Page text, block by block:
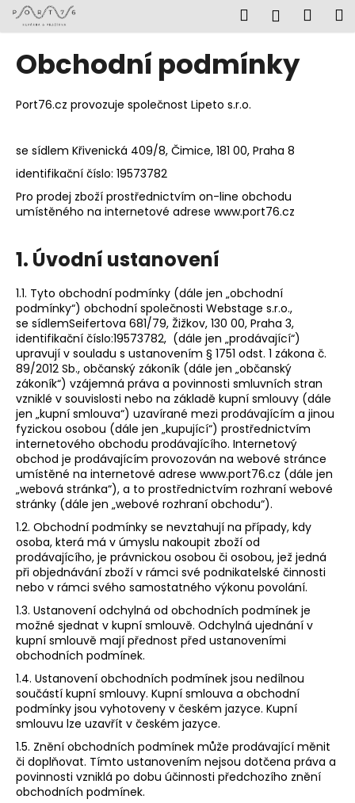
Přejít
obsah
Hledat
Obchodní podmínky
Port76.cz provozuje společnost Lipeto s.r.o.
se sídlem Křivenická 409/8, Čimice, 181 00, Praha 8
identifikační číslo: 19573782
Pro prodej zboží prostřednictvím on-line obchodu
umístěného na internetové adrese www.port76.cz
1. Úvodní ustanovení
1.1. Tyto obchodní podmínky (dále jen „obchodní
podmínky“) obchodní společnosti Webstage s.r.o.,
se sídlemSeifertova 681/79, Žižkov, 130 00, Praha 3,
identifikační číslo:19573782, (dále jen „prodávající“)
upravují v souladu s ustanovením § 1751 odst. 1 zákona č.
89/2012 Sb., občanský zákoník (dále jen „občanský
zákoník“) vzájemná práva a povinnosti smluvních stran
vzniklé v souvislosti nebo na základě kupní smlouvy (dále
jen „kupní smlouva“) uzavírané mezi prodávajícím a jinou
fyzickou osobou (dále jen „kupující“) prostřednictvím
internetového obchodu prodávajícího. Internetový
obchod je prodávajícím provozován na webové stránce
umístěné na internetové adrese www.port76.cz (dále jen
„webová stránka“), a to prostřednictvím rozhraní webové
stránky (dále jen „webové rozhraní obchodu“).
1.2. Obchodní podmínky se nevztahují na případy, kdy
osoba, která má v úmyslu nakoupit zboží od
prodávajícího, je právnickou osobou či osobou, jež jedná
při objednávání zboží v rámci své podnikatelské činnosti
nebo v rámci svého samostatného výkonu povolání.
1.3. Ustanovení odchylná od obchodních podmínek je
možné sjednat v kupní smlouvě. Odchylná ujednání v
kupní smlouvě mají přednost před ustanoveními
obchodních podmínek.
1.4. Ustanovení obchodních podmínek jsou nedílnou
součástí kupní smlouvy. Kupní smlouva a obchodní
podmínky jsou vyhotoveny v českém jazyce. Kupní
smlouvu lze uzavřít v českém jazyce.
1.5. Znění obchodních podmínek může prodávající měnit
či doplňovat. Tímto ustanovením nejsou dotčena práva a
povinnosti vzniklá po dobu účinnosti předchozího znění
obchodních podmínek.
o
o
o
t
ř
e
u
j
e
t
e
n
a
j
í
t
?
HLEDAT
D
o
p
o
r
u
č
u
j
e
m